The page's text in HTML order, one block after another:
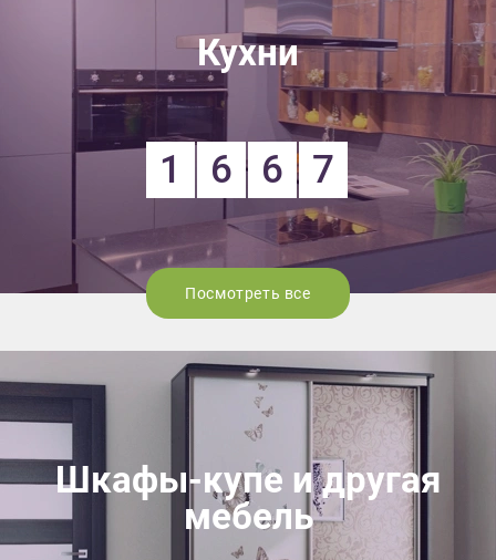
Кухни
1 6 6 7
Посмотреть все
Шкафы-купе и другая
мебель